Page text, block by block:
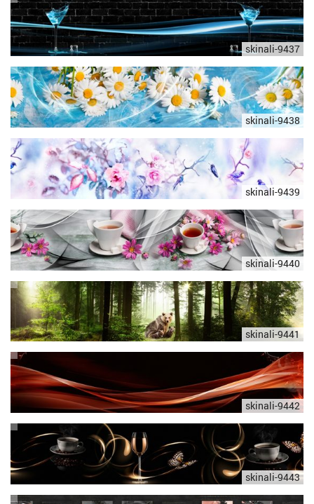
skinali-9437
skinali-9438
skinali-9439
skinali-9440
skinali-9441
skinali-9442
skinali-9443